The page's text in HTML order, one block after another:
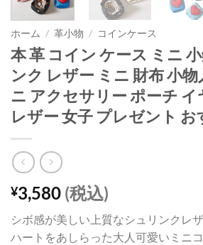
ホーム / 革小物 / コインケース
本 革 コイン ケース ミニ
ンク レザー ミニ 財布 小物
ニ アクセサリー ポーチ
レザー 女子 プレゼント お
¥3,580 (税込)
シボ感が美しい上質なシュリンクレ
ハートをあしらった大人可愛いミニ